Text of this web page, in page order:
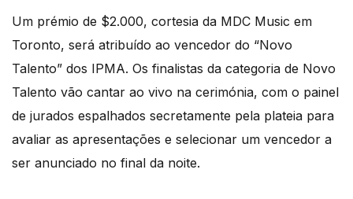
Um prémio de $2.000, cortesia da MDC Music em
Toronto, será atribuído ao vencedor do “Novo
Talento” dos IPMA. Os finalistas da categoria de Novo
Talento vão cantar ao vivo na cerimónia, com o painel
de jurados espalhados secretamente pela plateia para
avaliar as apresentações e selecionar um vencedor a
ser anunciado no final da noite.